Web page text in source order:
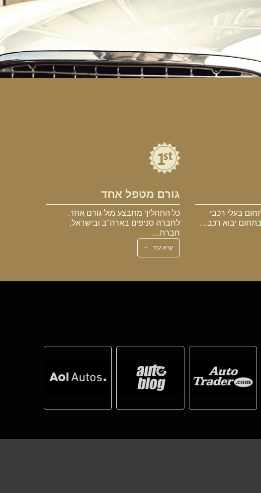
בעלי רכבי
בתחום יבוא רכב…
גורם מטפל אחד
כל התהליך מתבצע מול גורם אחד.
לחברה סניפים בארה"ב ובישראל,
חברת…
קרא עוד